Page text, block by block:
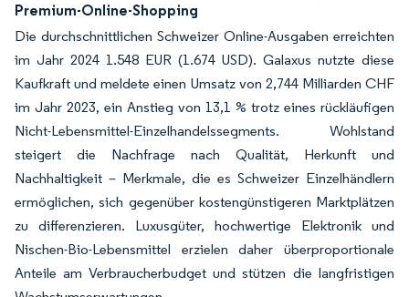
Premium-Online-Shopping
Die durchschnittlichen Schweizer Online-Ausgaben erreichten
im Jahr 2024 1.548 EUR (1.674 USD). Galaxus nutzte diese
Kaufkraft und meldete einen Umsatz von 2,744 Milliarden CHF
im Jahr 2023, ein Anstieg von 13,1 % trotz eines rückläufigen
Nicht-Lebensmittel-Einzelhandelssegments. Wohlstand
steigert die Nachfrage nach Qualität, Herkunft und
Nachhaltigkeit – Merkmale, die es Schweizer Einzelhändlern
ermöglichen, sich gegenüber kostengünstigeren Marktplätzen
zu differenzieren. Luxusgüter, hochwertige Elektronik und
Nischen-Bio-Lebensmittel erzielen daher überproportionale
Anteile am Verbraucherbudget und stützen die langfristigen